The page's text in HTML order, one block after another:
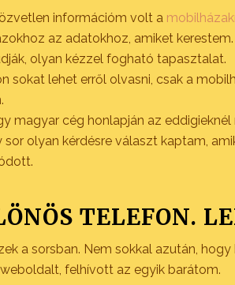
információm volt a
az adatokhoz, amiket
olyan kézzel fogható tapasztalat.
sokat lehet erről olvasni, csak a
magyar cég honlapján az
olyan kérdésre választ kaptam,
TELEFON.
a sorsban. Nem sokkal azután,
weboldalt, felhívott az egyik barátom.